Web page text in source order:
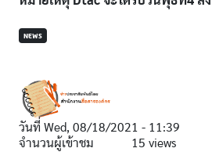
NEWS
วันที่ Wed, 08/18/2021 - 11:39
จำนวนผู้เข้าชม
15 views